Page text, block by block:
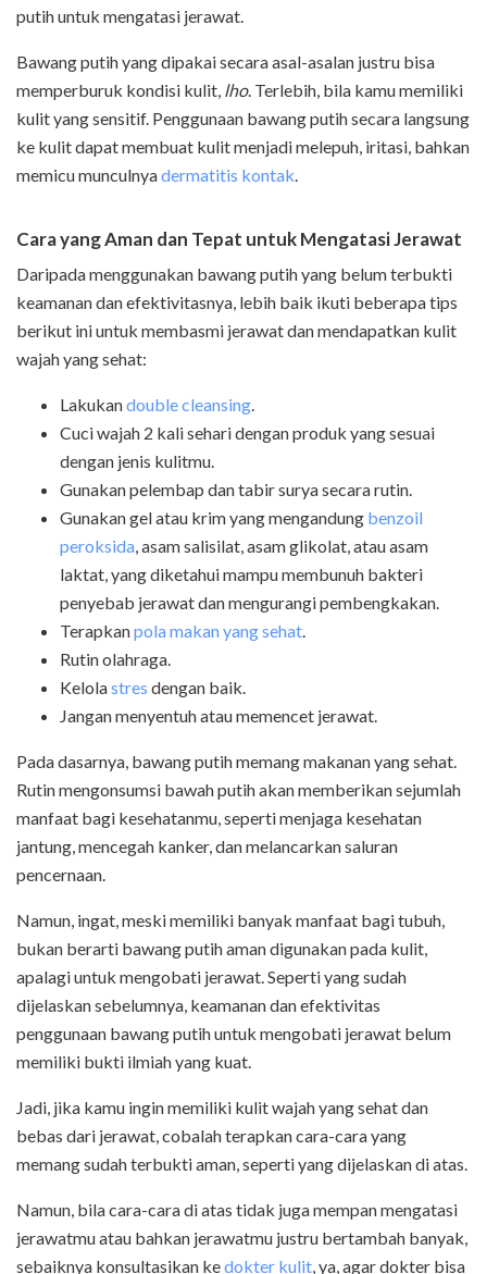
putih untuk mengatasi jerawat.
Bawang putih yang dipakai secara asal-asalan justru bisa
memperburuk kondisi kulit, lho. Terlebih, bila kamu memiliki
kulit yang sensitif. Penggunaan bawang putih secara langsung
ke kulit dapat membuat kulit menjadi melepuh, iritasi, bahkan
memicu munculnyadermatitis kontak.
Cara yang Aman dan Tepat untuk Mengatasi Jerawat
Daripada menggunakan bawang putih yang belum terbukti
keamanan dan efektivitasnya, lebih baik ikuti beberapa tips
berikut ini untuk membasmi jerawat dan mendapatkan kulit
wajah yang sehat:
Lakukandouble cleansing.
Cuci wajah 2 kali sehari dengan produk yang sesuai
dengan jenis kulitmu.
Gunakan pelembap dan tabir surya secara rutin.
Gunakan gel atau krim yang mengandung benzoil
peroksida, asam salisilat, asam glikolat, atau asam
laktat, yang diketahui mampu membunuh bakteri
penyebab jerawat dan mengurangi pembengkakan.
Terapkanpola makan yang sehat.
Rutin olahraga.
Kelolastres dengan baik.
Jangan menyentuh atau memencet jerawat.
Pada dasarnya, bawang putih memang makanan yang sehat.
Rutin mengonsumsi bawah putih akan memberikan sejumlah
manfaat bagi kesehatanmu, seperti menjaga kesehatan
jantung, mencegah kanker, dan melancarkan saluran
pencernaan.
Namun, ingat, meski memiliki banyak manfaat bagi tubuh,
bukan berarti bawang putih aman digunakan pada kulit,
apalagi untuk mengobati jerawat. Seperti yang sudah
dijelaskan sebelumnya, keamanan dan efektivitas
penggunaan bawang putih untuk mengobati jerawat belum
memiliki bukti ilmiah yang kuat.
Jadi, jika kamu ingin memiliki kulit wajah yang sehat dan
bebas dari jerawat, cobalah terapkan cara-cara yang
memang sudah terbukti aman, seperti yang dijelaskan di atas.
Namun, bila cara-cara di atas tidak juga mempan mengatasi
jerawatmu atau bahkan jerawatmu justru bertambah banyak,
sebaiknya konsultasikan kedokter kulit, ya, agar dokter bisa